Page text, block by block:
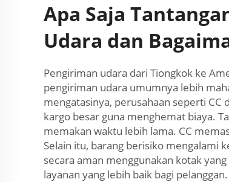
Apa Saja
Udara dan
Pengiriman udara dari Tiongkok ke
pengiriman udara umumnya lebih
mengatasinya, perusahaan seperti
kargo besar guna menghemat biaya.
memakan waktu lebih lama. CC
Selain itu, barang berisiko mengalami
secara aman menggunakan kotak
layanan yang lebih baik bagi pelanggan.